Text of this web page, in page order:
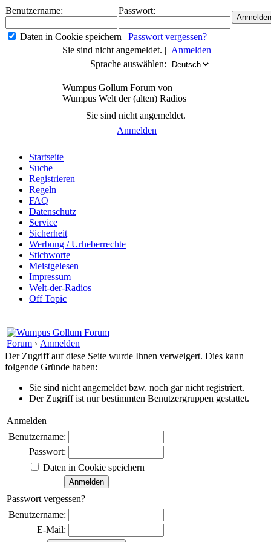
Benutzername: Passwort:
Daten in Cookie speichern | Passwort vergessen?
Sie sind nicht angemeldet. | Anmelden
Sprache auswählen:
Wumpus Gollum Forum von
Wumpus Welt der (alten) Radios
Sie sind nicht angemeldet.
Anmelden
Startseite
Suche
Registrieren
Regeln
FAQ
Datenschutz
Service
Sicherheit
Werbung / Urheberrechte
Stichworte
Meistgelesen
Impressum
Welt-der-Radios
Off Topic
Forum › Anmelden
Der Zugriff auf diese Seite wurde Ihnen verweigert. Dies kann
folgende Gründe haben:
Sie sind nicht angemeldet bzw. noch gar nicht registriert.
Der Zugriff ist nur bestimmten Benutzergruppen gestattet.
Anmelden
Benutzername:
Passwort:
Daten in Cookie speichern
Passwort vergessen?
Benutzername:
E-Mail: